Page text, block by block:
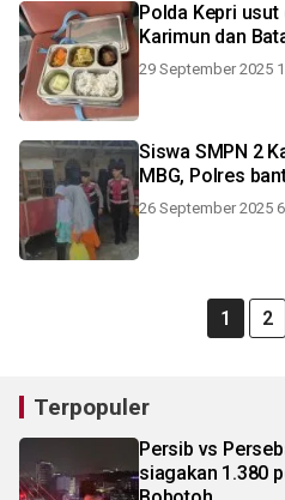
Polda Kepri usut
Karimun dan
29 September 2025
Siswa SMPN 2
MBG, Polres
26 September 2025
1 2
Terpopuler
Persib vs
siagakan 1.380